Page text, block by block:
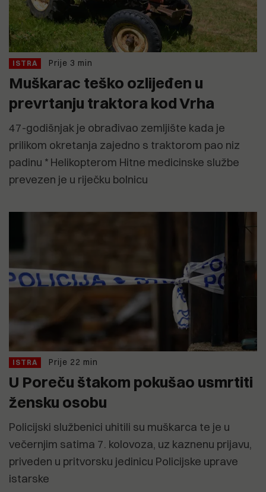
ISTRA Prije 3 min
Muškarac teško ozlijeđen u
prevrtanju traktora kod Vrha
47-godišnjak je obrađivao zemljište kada je
prilikom okretanja zajedno s traktorom pao niz
padinu * Helikopterom Hitne medicinske službe
prevezen je u riječku bolnicu
ISTRA Prije 22 min
U Poreču štakom pokušao usmrtiti
žensku osobu
Policijski službenici uhitili su muškarca te je u
večernjim satima 7. kolovoza, uz kaznenu prijavu,
priveden u pritvorsku jedinicu Policijske uprave
istarske